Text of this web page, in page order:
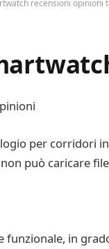
recensioni opinioni
per
non può caricare
in